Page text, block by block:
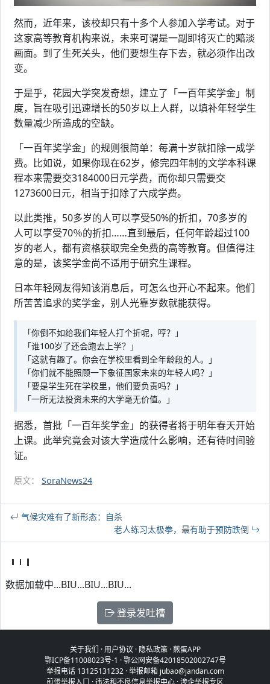
然而，近年来，该校却只有十多个人参加入学考试。对于
这家高等教育机构来说，未来可谓是一副即将灭亡的黯淡
画面。到了生死关头，他们要想生存下去，就必须作出改
变。
于是乎，花园大学突发奇想，建立了「一百年奖学金」制
度，旨在吸引迅速增长的50岁以上人群，以填补年轻学生
数量减少所造成的空缺。
「一百年奖学金」的规则很简单：每满十岁就扣除一成学
费。比如说，如果你现在62岁，修完四年制的文学本科课
程本来需要交3184000日元学费，而你却只需要交
1273600日元，相当于扣除了六成学费。
以此类推，50多岁的人可以享受50%的折扣，70多岁的
人可以享受70％的折扣……直到最后，任何年龄超过100
岁的老人，都有资格获取完全免费的高等教育。但值得注
意的是，该奖学金尚不适用于研究生课程。
日本年轻网友得知该消息后，可怎么也开心不起来。他们
所苦苦追求的奖学金，别人光靠岁数就能获得。
「你倒不如给我们年轻人打个折呢，哼？」
「谁100岁了还会跑去上学？」
「这就有趣了。你会在学校里看到全年龄段的人。」
「你们就不能照顾一下象征国家未来的年轻人吗？」
「要是学生死在学校里，他们要负责吗？」
「一所无法投资未来的大学毫无价值。」
据悉，首批「一百年奖学金」的获得者将于明年春天开始
上课。此举究竟会对该大学造成什么影响，还有待时间验
证。
原文： SoraNews24
气候灾难有了新形态：自杀
老人练习太极拳，最有助于预防跌倒
数据加载中...BIU...BIU...BIU...
登录发吐槽
关于我们 ·用户协议 · 隐私政策·煎蛋APP
鄂ICP备11008023号-1 ·鄂公网安备42018502002747号
举报电话 13125131232 · 举报邮箱 jubao@jandan.com
煎蛋举报入口 ·违法和不良信息举报中心 ·涉企举报专区